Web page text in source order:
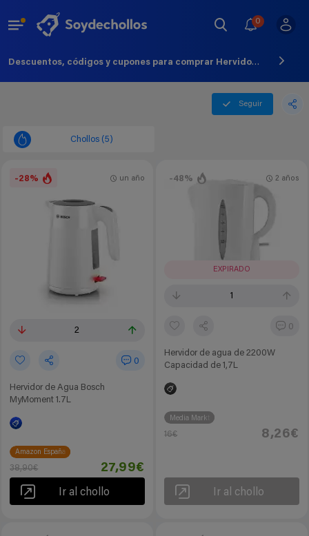
0
Descuentos, códigos y cupones para comprar Hervidor Agua - Agosto - 2026
Seguir
Chollos (5)
-28%
2
0
Hervidor de Agua Bosch
MyMoment 1.7L
un año
Amazon España
38,90€ 27,99€
Ir al chollo
-48%
EXPIRADO
1
0
Hervidor de agua de 2200W
Capacidad de 1,7L
2 años
Media Markt
16€ 8,26€
Ir al chollo